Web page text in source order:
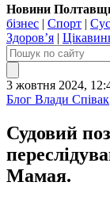
Новини
бізнес | Спорт |
Здоров’я |
3 жовтня 2024,
Блог Влади Співак
Судовий
Мамая.